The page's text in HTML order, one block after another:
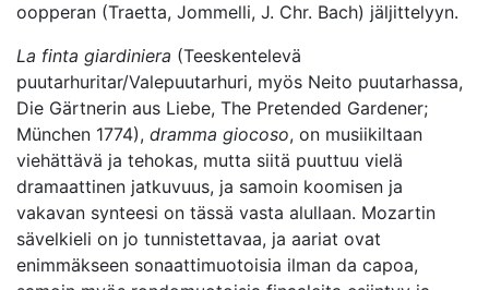
oopperan (Traetta, Jommelli, J. Chr. Bach) jäljittelyyn.
La finta giardiniera (Teeskentelevä
puutarhuritar/Valepuutarhuri, myös Neito puutarhassa,
Die Gärtnerin aus Liebe, The Pretended Gardener;
München 1774), dramma giocoso, on musiikiltaan
viehättävä ja tehokas, mutta siitä puuttuu vielä
dramaattinen jatkuvuus, ja samoin koomisen ja
vakavan synteesi on tässä vasta alullaan. Mozartin
sävelkieli on jo tunnistettavaa, ja aariat ovat
enimmäkseen sonaattimuotoisia ilman da capoa,